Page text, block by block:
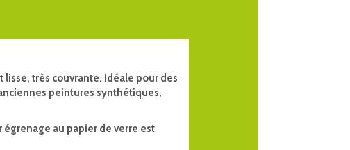
très couvrante. Idéale pour des
peintures synthétiques,
au papier de verre est